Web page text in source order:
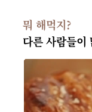
뭐 해먹지?
다른 사람들이